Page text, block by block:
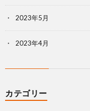
2023年5月
2023年4月
カテゴリー